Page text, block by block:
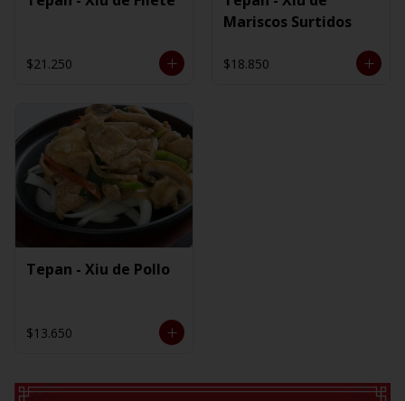
$21.250
Mariscos Surtidos
$18.850
Tepan - Xiu de Pollo
$13.650